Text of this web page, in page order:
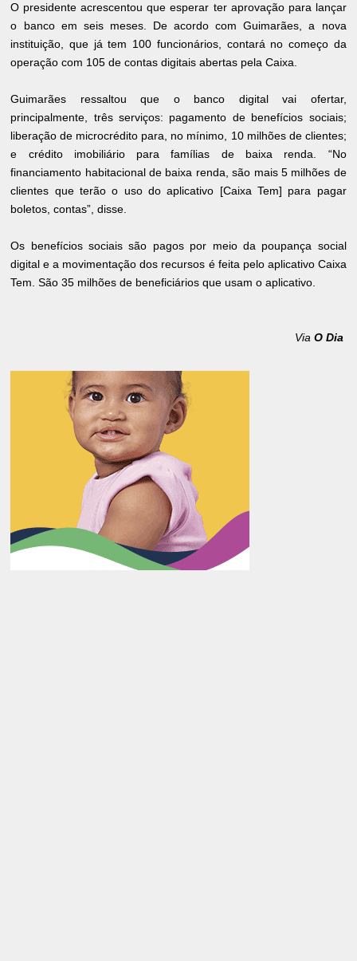
O presidente acrescentou que esperar ter aprovação para lançar
o banco em seis meses. De acordo com Guimarães, a nova
instituição, que já tem 100 funcionários, contará no começo da
operação com 105 de contas digitais abertas pela Caixa.
Guimarães ressaltou que o banco digital vai ofertar,
principalmente, três serviços: pagamento de benefícios sociais;
liberação de microcrédito para, no mínimo, 10 milhões de clientes;
e crédito imobiliário para famílias de baixa renda. “No
financiamento habitacional de baixa renda, são mais 5 milhões de
clientes que terão o uso do aplicativo [Caixa Tem] para pagar
boletos, contas”, disse.
Os benefícios sociais são pagos por meio da poupança social
digital e a movimentação dos recursos é feita pelo aplicativo Caixa
Tem. São 35 milhões de beneficiários que usam o aplicativo.
Via O Dia